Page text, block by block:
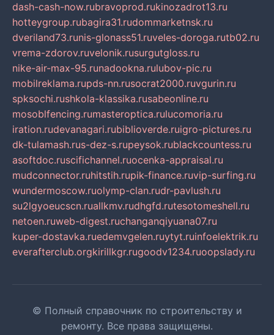
dash-cash-now.rubravoprod.rukinozadrot13.ru
hotteygroup.rubagira31.rudommarketnsk.ru
dveriland73.runis-glonass51.ruveles-doroga.rutb02.ru
vrema-zdorov.ruvelonik.rusurgutgloss.ru
nike-air-max-95.runadookna.rulubov-pic.ru
mobilreklama.rupds-nn.rusocrat2000.ruvgurin.ru
spksochi.rushkola-klassika.rusabeonline.ru
mosoblfencing.rumasteroptica.rulucomoria.ru
iration.rudevanagari.rubiblioverde.ruigro-pictures.ru
dk-tulamash.rus-dez-s.rupeysok.rublackcountess.ru
asoftdoc.ruscifichannel.ruocenka-appraisal.ru
mudconnector.ruhitstih.rupik-finance.ruvip-surfing.ru
wundermoscow.ruolymp-clan.rudr-pavlush.ru
su2lgyoeucscn.ruallkmv.rudhgfd.rutesotomeshell.ru
netoen.ruweb-digest.ruchanganqiyuana07.ru
kuper-dostavka.ruedemvgelen.ruytyt.ruinfoelektrik.ru
everafterclub.orgkirillkgr.rugoodv1234.ruoopslady.ru
© Полный справочник по строительству и
ремонту. Все права защищены.